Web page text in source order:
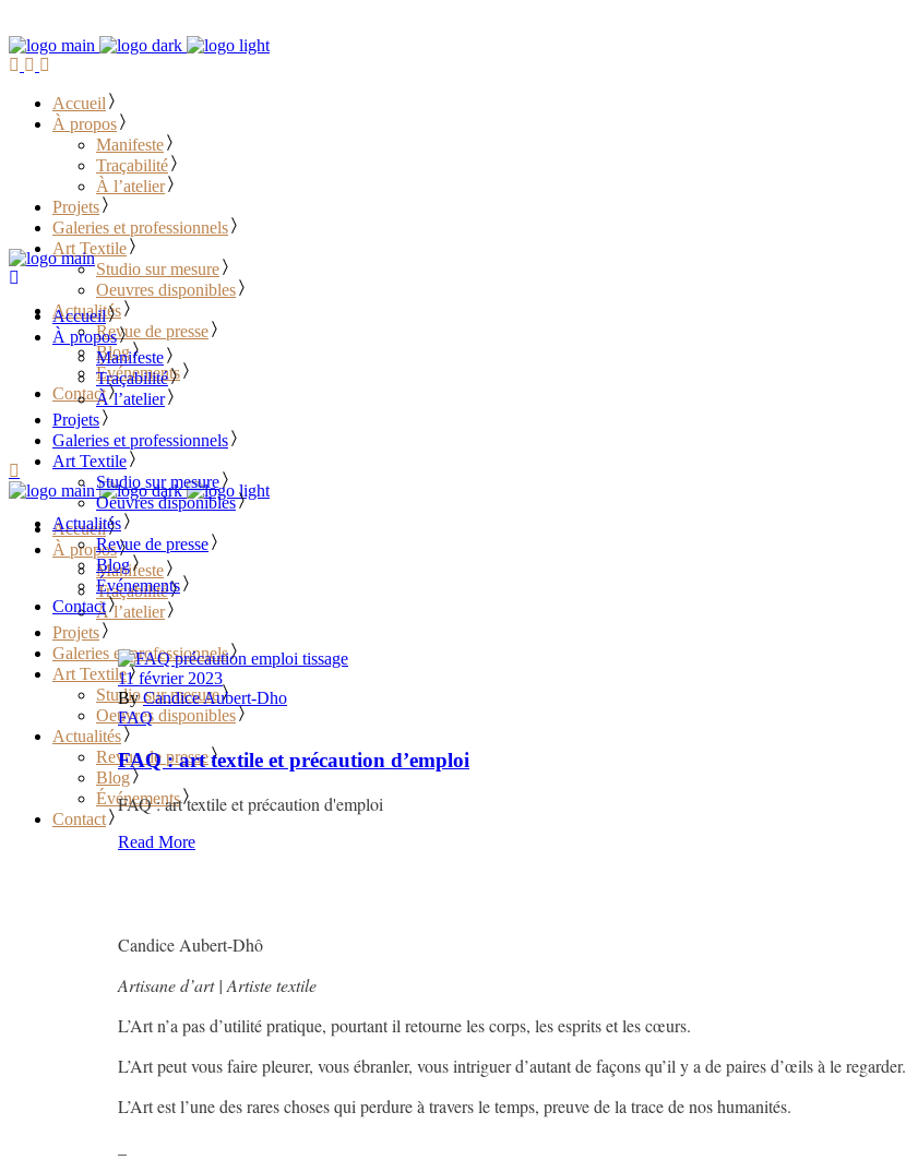
Accueil
À propos
Manifeste
Traçabilité
À l’atelier
Projets
Galeries et professionnels
Art Textile
Studio sur mesure
Oeuvres disponibles
Actualités
Revue de presse
Blog
Événements
Contact
………………………………
Accueil
À propos
Manifeste
Traçabilité
À l’atelier
Projets
Galeries et professionnels
Art Textile
Studio sur mesure
Oeuvres disponibles
Actualités
Revue de presse
Blog
Événements
Contact
Accueil
À propos
Manifeste
Traçabilité
À l’atelier
Projets
Galeries et professionnels
Art Textile
Studio sur mesure
Oeuvres disponibles
Actualités
Revue de presse
Blog
Événements
Contact
11 février 2023
By Candice Aubert-Dho
FAQ
FAQ : art textile et précaution d’emploi
FAQ : art textile et précaution d'emploi
Read More
Candice Aubert-Dhô
Artisane d’art | Artiste textile
L’Art n’a pas d’utilité pratique, pourtant il retourne les corps, les esprits et les cœurs.
L’Art peut vous faire pleurer, vous ébranler, vous intriguer d’autant de façons qu’il y a de paires d’œils à le regarder.
L’Art est l’une des rares choses qui perdure à travers le temps, preuve de la trace de nos humanités.